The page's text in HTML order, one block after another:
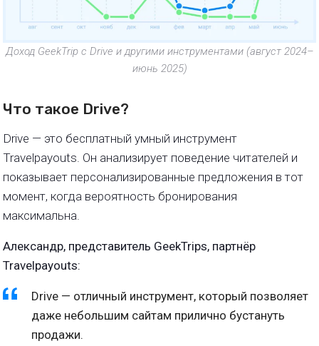
Доход GeekTrip с Drive и другими инструментами (август 2024–
июнь 2025)
Что такое Drive?
Drive — это бесплатный умный инструмент
Travelpayouts. Он анализирует поведение читателей и
показывает персонализированные предложения в тот
момент, когда вероятность бронирования
максимальна.
Александр, представитель GeekTrips, партнёр
Travelpayouts:
Drive — отличный инструмент, который позволяет
даже небольшим сайтам прилично бустануть
продажи.